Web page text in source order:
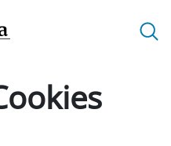
principal